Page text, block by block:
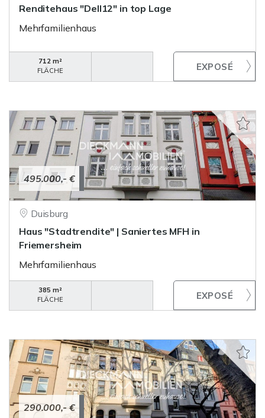
Renditehaus "Dell12" in top Lage
Mehrfamilienhaus
712 m²
FLÄCHE
495.000,- €
Duisburg
Haus "Stadtrendite" | Saniertes MFH in
Friemersheim
Mehrfamilienhaus
385 m²
FLÄCHE
290.000,- €